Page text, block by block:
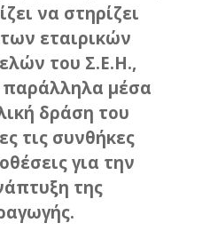
να στηρίζει
εταιρικών
του Σ.Ε.Η.,
παράλληλα μέσα
δράση του
τις συνθήκες
για την
της